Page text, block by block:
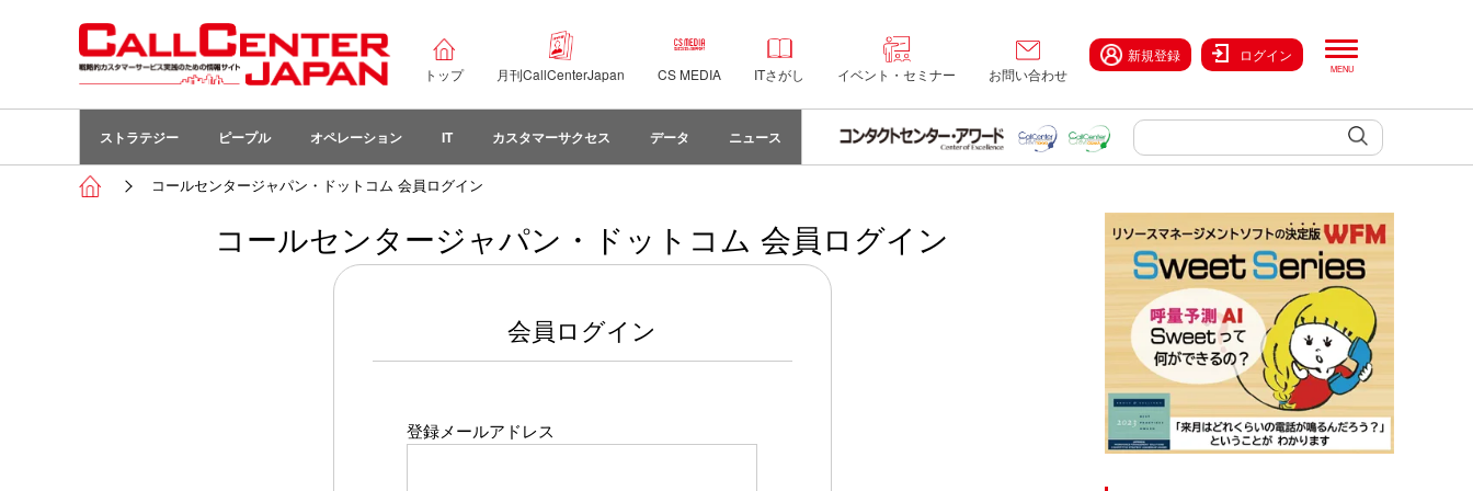
トップ 月刊CallCenterJapan CS MEDIA ITさがし イベント・セミナー お問い合わせ
新規登録 ログイン
ストラテジー ピープル オペレーション IT カスタマーサクセス データ ニュース
コールセンタージャパン・ドットコム 会員ログイン
コールセンタージャパン・ドットコム 会員ログイン
会員ログイン
登録メールアドレス